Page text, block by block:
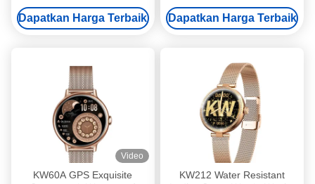
Wanita Digital Watch
Dapatkan Harga Terbaik
Bulat Smartwatch Amoled
Dapatkan Harga Terbaik
Video
KW60A GPS Exquisite
KW212 Water Resistant